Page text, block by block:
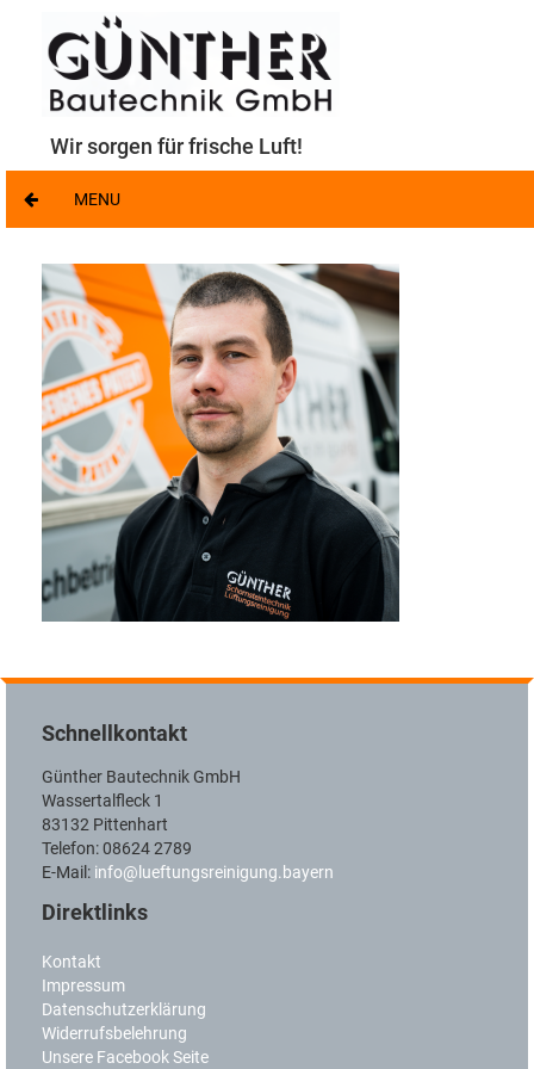
Wir sorgen für frische Luft!
MENU
Schnellkontakt
Günther Bautechnik GmbH
Wassertalfleck 1
83132 Pittenhart
Telefon: 08624 2789
E-Mail: info@lueftungsreinigung.bayern
Direktlinks
Kontakt
Impressum
Datenschutzerklärung
Widerrufsbelehrung
Unsere Facebook Seite